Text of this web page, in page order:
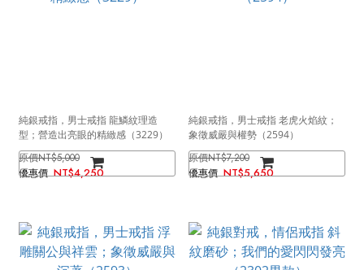
純銀戒指，男士戒指 龍鱗紋理造
型；營造出亮眼的精緻感（3229）
NT$5,000
NT$4,250
純銀戒指，男士戒指 老虎火焰紋；
象徵威嚴與權勢（2594）
NT$7,200
NT$5,650